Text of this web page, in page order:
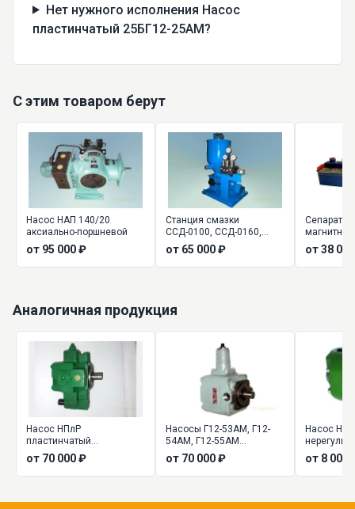
Нет нужного исполнения Насос
пластинчатый 25БГ12-25АМ?
С этим товаром берут
Насос НАП 140/20
аксиально-поршневой
от 95 000 ₽
Станция смазки
ССД-0100, ССД-0160,
ССД-0630
от 65 000 ₽
44, Х43-45
от 38
Аналогичная продукция
Насос НПлР
пластинчатый
регулируемый
от 70 000 ₽
Насосы Г12-53АМ, Г12-
54АМ, Г12-55АМ
пластинчатые
регулируемые
от 70 000 ₽
Насос НПл
от 8 000